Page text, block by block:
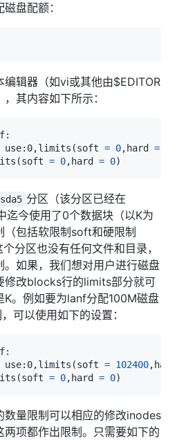
盘配额：
辑器（如vi或其他由$EDITOR
其内容如下所示：
use:0,limits (soft = 0,hard =
(soft = 0,hard = 0)
分区（该分区已经在
迄今使用了0个数据块（以K为
（包括软限制soft和硬限制
分区也没有任何文件和目录，
如果，我们想对用户进行磁盘
修改blocks行的limits部分就可
K。例如要为lanf分配100M磁盘
可以使用如下的设置：
use:0,limits (soft = 102400
(soft = 0,hard = 0)
数量限制可以相应的修改inodes
项都作出限制。只需要如下的